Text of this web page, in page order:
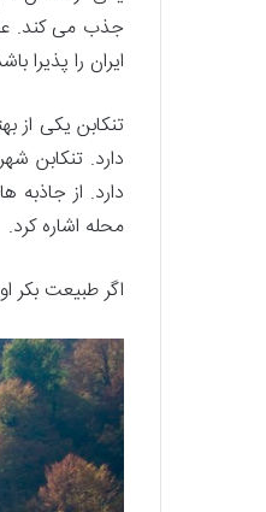
جذب می ­کند.
ایران را پذیرا
تنکابن یکی از
دارد. تنکابن
دارد. از
محله اشاره کرد.
اگر طبیعت بکر